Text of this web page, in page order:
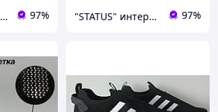
Женская и мужская обувь 97% "STATUS" интернет магазин мужской и женской обуви 97%